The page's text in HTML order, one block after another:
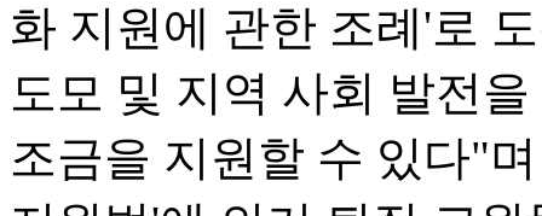
화 지원에 관한 조례'로
도모 및 지역 사회 발전
조금을 지원할 수 있다"